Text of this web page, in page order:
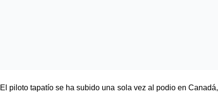
El piloto tapatío se ha subido una sola vez al podio en Canadá,